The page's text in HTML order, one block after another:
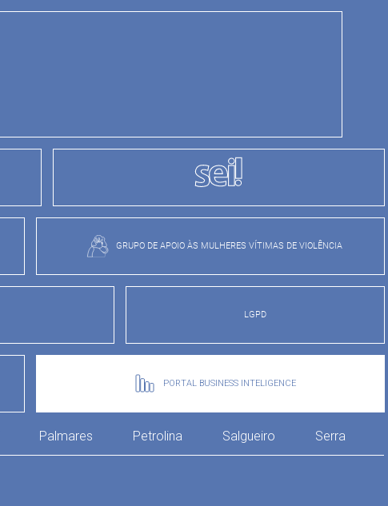
GRUPO DE APOIO ÀS MULHERES VÍTIMAS DE VIOLÊNCIA
LGPD
PORTAL BUSINESS INTELIGENCE
Palmares Petrolina Salgueiro Serra